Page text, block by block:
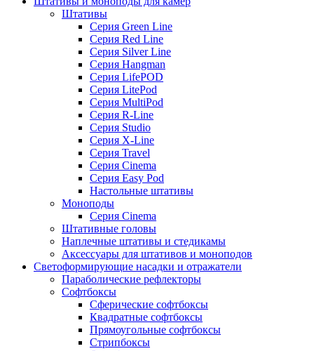
Штативы
Серия Green Line
Серия Red Line
Серия Silver Line
Серия Hangman
Серия LifePOD
Серия LitePod
Серия MultiPod
Серия R-Line
Серия Studio
Серия X-Line
Серия Travel
Серия Cinema
Серия Easy Pod
Настольные штативы
Моноподы
Серия Cinema
Штативные головы
Наплечные штативы и стедикамы
Аксессуары для штативов и моноподов
Светоформирующие насадки и отражатели
Параболические рефлекторы
Софтбоксы
Сферические софтбоксы
Квадратные софтбоксы
Прямоугольные софтбоксы
Стрипбоксы